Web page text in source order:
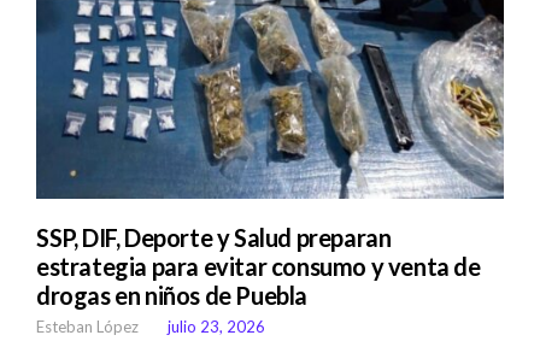
SSP, DIF, Deporte y Salud preparan
estrategia para evitar consumo y venta de
drogas en niños de Puebla
Esteban López julio 23, 2026